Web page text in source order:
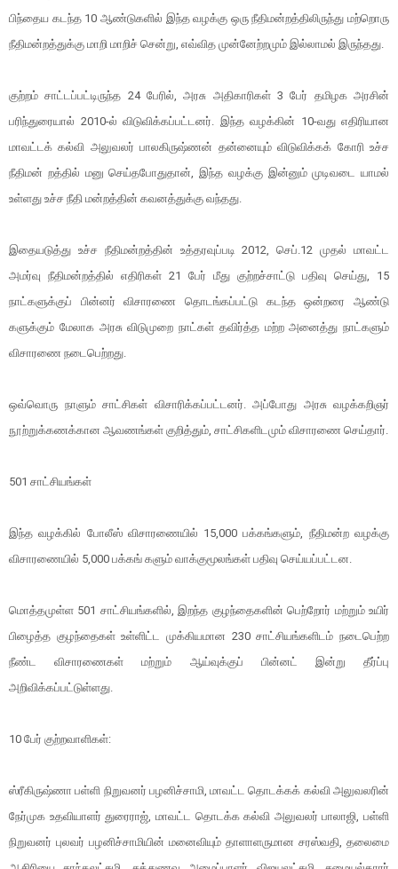
பிந்தைய கடந்த 10 ஆண்டுகளில் இந்த வழக்கு ஒரு நீதிமன்றத்திலிருந்து மற்றொரு
நீதிமன்றத்துக்கு மாறி மாறிச் சென்று, எவ்வித முன்னேற்றமும் இல்லாமல் இருந்தது.
குற்றம் சாட்டப்பட்டிருந்த 24 பேரில், அரசு அதிகாரிகள் 3 பேர் தமிழக அரசின்
பரிந்துரையால் 2010-ல் விடுவிக்கப்பட்டனர். இந்த வழக்கின் 10-வது எதிரியான
மாவட்டக் கல்வி அலுவலர் பாலகிருஷ்ணன் தன்னையும் விடுவிக்கக் கோரி உச்ச
நீதிமன் றத்தில் மனு செய்தபோதுதான், இந்த வழக்கு இன்னும் முடிவடை யாமல்
உள்ளது உச்ச நீதி மன்றத்தின் கவனத்துக்கு வந்தது.
இதையடுத்து உச்ச நீதிமன்றத்தின் உத்தரவுப்படி 2012, செப்.12 முதல் மாவட்ட
அமர்வு நீதிமன்றத்தில் எதிரிகள் 21 பேர் மீது குற்றச்சாட்டு பதிவு செய்து, 15
நாட்களுக்குப் பின்னர் விசாரணை தொடங்கப்பட்டு கடந்த ஒன்றரை ஆண்டு
களுக்கும் மேலாக அரசு விடுமுறை நாட்கள் தவிர்த்த மற்ற அனைத்து நாட்களும்
விசாரணை நடைபெற்றது.
ஒவ்வொரு நாளும் சாட்சிகள் விசாரிக்கப்பட்டனர். அப்போது அரசு வழக்கறிஞர்
நூற்றுக்கணக்கான ஆவணங்கள் குறித்தும், சாட்சிகளிடமும் விசாரணை செய்தார்.
501 சாட்சியங்கள்
இந்த வழக்கில் போலீஸ் விசாரணையில் 15,000 பக்கங்களும், நீதிமன்ற வழக்கு
விசாரணையில் 5,000 பக்கங் களும் வாக்குமூலங்கள் பதிவு செய்யப்பட்டன.
மொத்தமுள்ள 501 சாட்சியங்களில், இறந்த குழந்தைகளின் பெற்றோர் மற்றும் உயிர்
பிழைத்த குழந்தைகள் உள்ளிட்ட முக்கியமான 230 சாட்சியங்களிடம் நடைபெற்ற
நீண்ட விசாரணைகள் மற்றும் ஆய்வுக்குப் பின்னட் இன்று தீர்ப்பு
அறிவிக்கப்பட்டுள்ளது.
10 பேர் குற்றவாளிகள்:
ஸ்ரீகிருஷ்ணா பள்ளி நிறுவனர் பழனிச்சாமி, மாவட்ட தொடக்கக் கல்வி அலுவலரின்
நேர்முக உதவியாளர் துரைராஜ், மாவட்ட தொடக்க கல்வி அலுவலர் பாலாஜி, பள்ளி
நிறுவனர் புலவர் பழனிச்சாமியின் மனைவியும் தாளாளருமான சரஸ்வதி, தலைமை